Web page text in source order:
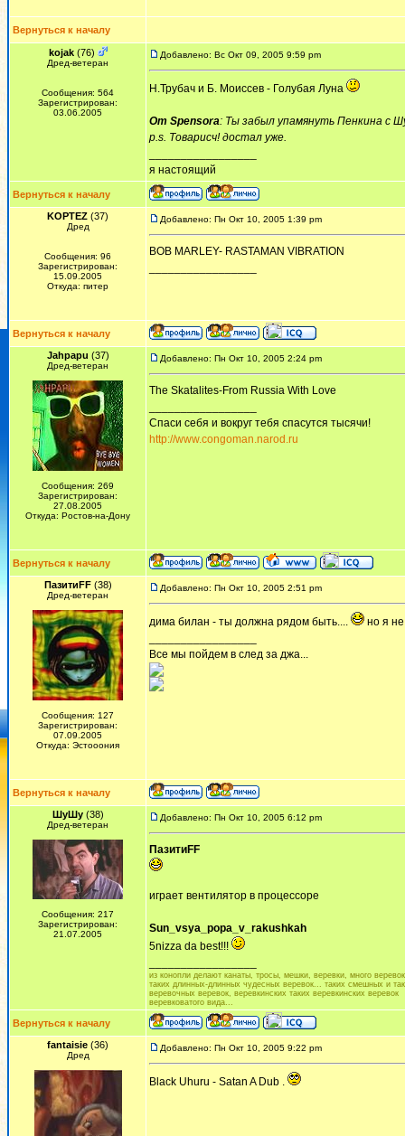
Вернуться к началу
kojak(76)
Дред-ветеран
Сообщения: 564
Зарегистрирован:
03.06.2005
Добавлено: Вс Окт 09, 2005 9:59 pm
Н.Трубач и Б. Моиссев - Голубая Луна
От Spensora: Ты забыл упамянуть Пенкина с
p.s. Товарисч! достал уже.
я настоящий
Вернуться к началу
KOPTEZ (37)
Дред
Сообщения: 96
Зарегистрирован:
15.09.2005
Откуда: питер
Добавлено: Пн Окт 10, 2005 1:39 pm
BOB MARLEY- RASTAMAN VIBRATION
Вернуться к началу
Jahpapu (37)
Дред-ветеран
Сообщения: 269
Зарегистрирован:
27.08.2005
Откуда: Ростов-на-Дону
Добавлено: Пн Окт 10, 2005 2:24 pm
The Skatalites-From Russia With Love
Спаси себя и вокруг тебя спасутся тысячи!
http://www.congoman.narod.ru
Вернуться к началу
ПазитиFF(38)
Дред-ветеран
Сообщения: 127
Зарегистрирован:
07.09.2005
Откуда: Эстооония
Добавлено: Пн Окт 10, 2005 2:51 pm
дима билан - ты должна рядом быть....
но я
Все мы пойдем в след за джа...
Вернуться к началу
ШуШу(38)
Дред-ветеран
Сообщения: 217
Зарегистрирован:
21.07.2005
Добавлено: Пн Окт 10, 2005 6:12 pm
ПазитиFF
играет вентилятор в процессоре
Sun_vsya_popa_v_rakushkah
5nizza da best!!!
из конопли делают канаты, тросы, мешки, веревки, много
таких длинных-длинных чудесных веревок... таких смешных и
веревочных веревок, веревкинских таких веревкинских веревок
веревковатого вида...
Вернуться к началу
fantaisie (36)
Дред
Добавлено: Пн Окт 10, 2005 9:22 pm
Black Uhuru - Satan A Dub .